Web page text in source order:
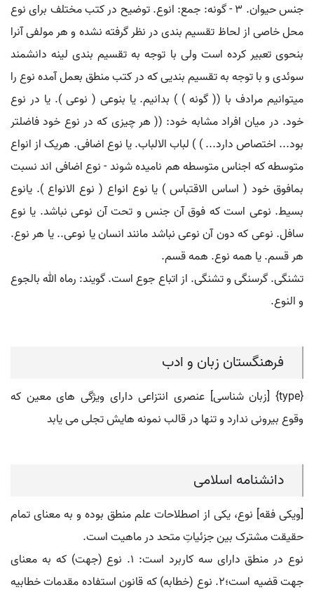
جنس حیوان. ۳ - گونه: جمع: انوع. توضیح در کتب مختلف برای نوع
محل خاصی از لحاظ تقسیم بندی در نظر گرفته نشده و هر مولفی آنرا
بنحوی تعبیر کرده است ولی با توجه به تقسیم بندی لینه دانشمند
سوئدی و با توجه به تقسیم بندیی که در کتب منطق بعمل آمده نوع را
میتوانیم مرادف با (( گونه ) ) بدانیم. یا بنوعی ( نوعی ). یا در نوع
خود. در میان افراد مشابه خود: (( هر چیزی که در نوع خود فاضلتر
بود... اختصاص دارد... ) ) لباب الالباب. یا نوع اضافی. هریک از انواع
متوسطه که اجناس متوسطه هم نامیده شوند - نوع اضافی اند نسبت
بمافوق خود ( اساس الاقتباس ) یا نوع انواع ( نوع الانواع ). یانوع
بسیط. نوعی است که فوق آن جنس و تحت آن نوعی نباشد. یا نوع
سافل. نوعی که دون آن نوعی نباشد مانند انسان یا نوعی.. یا هر نوع.
هر قسم. یا همه نوع. همه قسم.
تشنگی. گرسنگی و تشنگی. از اتباع جوع است. گویند: رماه الله بالجوع
و النوع.
فرهنگستان زبان و ادب
{type} [زبان شناسی] عنصری انتزاعی دارای ویژگی های معین که
وقوع بیرونی ندارد و تنها در قالب نمونه هایش تجلی می یابد
دانشنامه اسلامی
[ویکی فقه] نوع، یکی از اصطلاحات علم منطق بوده و به معنای تمام
حقیقت مشترک بین جزئیاتِ متحد در ماهیت است.
نوع در منطق دارای سه کاربرد است: ۱. نوع (جهت) که به معنای
جهت قضیه است؛۲. نوع (خطابه) که قانون استفاده مقدمات خطابیه